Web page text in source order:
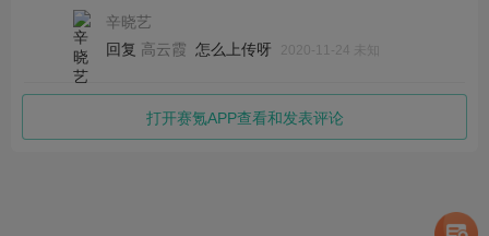
辛晓艺
回复 高云霞 怎么上传呀 2020-11-24 未知
打开赛氪APP查看和发表评论